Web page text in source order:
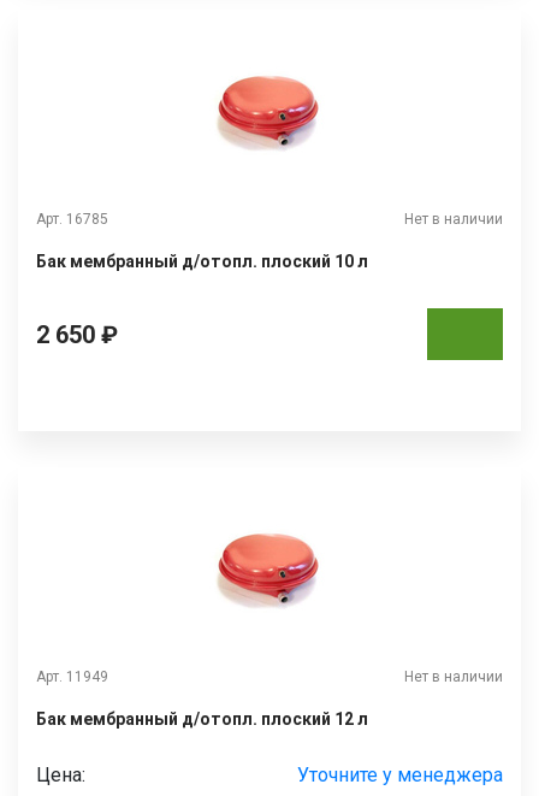
Арт. 16785 Нет в наличии
Бак мембранный д/отопл. плоский 10 л
2 650 ₽
Арт. 11949 Нет в наличии
Бак мембранный д/отопл. плоский 12 л
Цена: Уточните у менеджера